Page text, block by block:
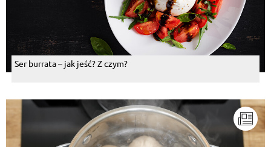
Ser burrata – jak jeść? Z czym?